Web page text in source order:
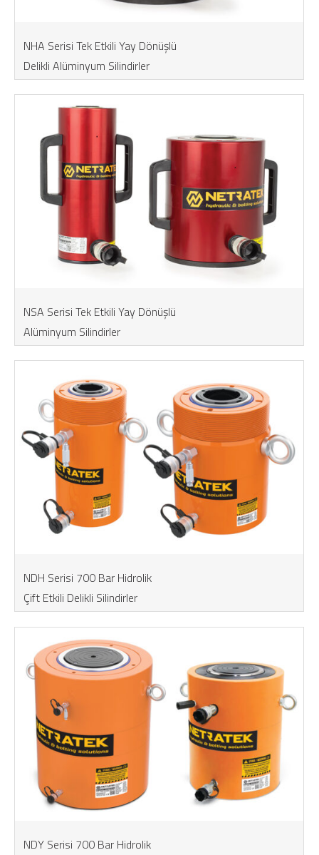
NHA Serisi Tek Etkili Yay Dönüşlü
Delikli Alüminyum Silindirler
NSA Serisi Tek Etkili Yay Dönüşlü
Alüminyum Silindirler
NDH Serisi 700 Bar Hidrolik
Çift Etkili Delikli Silindirler
NDY Serisi 700 Bar Hidrolik